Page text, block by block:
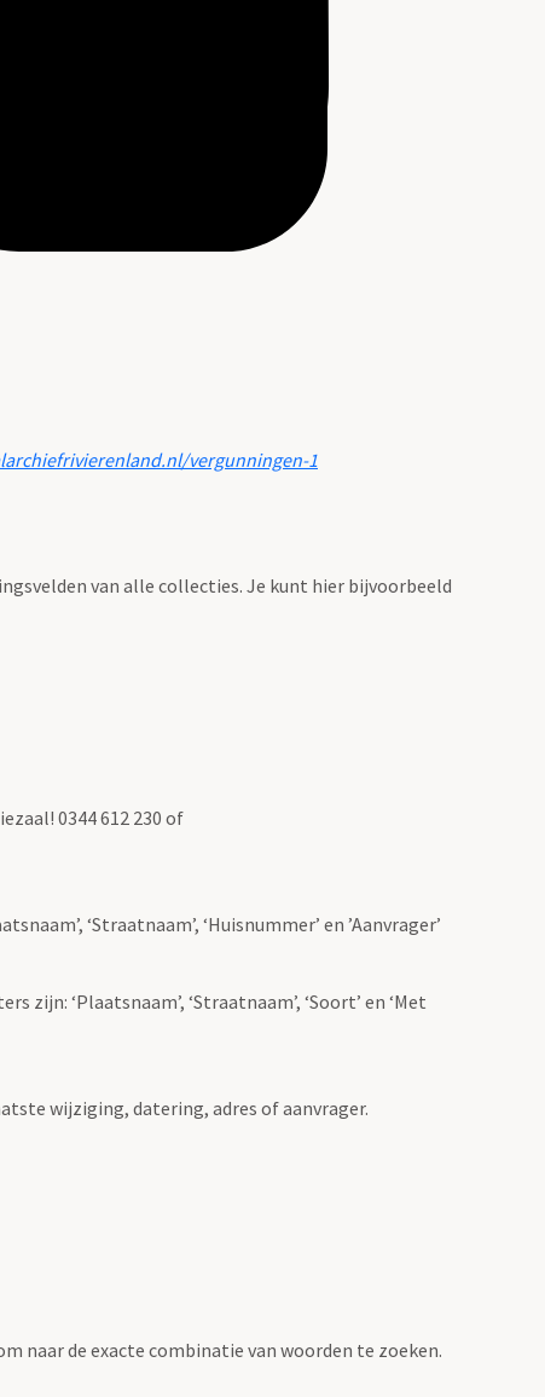
vergunningen-1
van alle collecties. Je kunt hier bijvoorbeeld
0344 612 230 of
‘Straatnaam’, ‘Huisnummer’ en ’Aanvrager’
‘Plaatsnaam’, ‘Straatnaam’, ‘Soort’ en ‘Met
wijziging, datering, adres of aanvrager.
naar de exacte combinatie van woorden te zoeken.